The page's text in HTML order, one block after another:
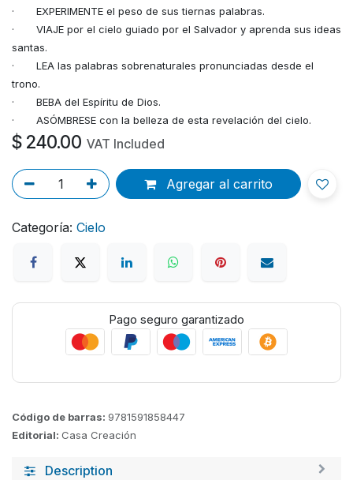
· EXPERIMENTE el peso de sus tiernas palabras.
· VIAJE por el cielo guiado por el Salvador y aprenda sus ideas
santas.
· LEA las palabras sobrenaturales pronunciadas desde el
trono.
· BEBA del Espíritu de Dios.
· ASÓMBRESE con la belleza de esta revelación del cielo.
$ 240.00 VAT Included
Agregar al carrito
Categoría: Cielo
Pago seguro garantizado
Código de barras: 9781591858447
Editorial: Casa Creación
Description